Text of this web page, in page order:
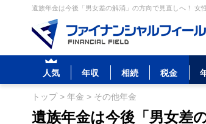
遺族年金は今後「男女差の解消」の方向で見直しへ！ 女
人気 年収 相続 税金
トップ> 年金 > その他年金
遺族年金は今後「男女差